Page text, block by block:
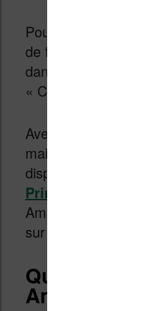
Pour simplifier la
de filtrer les titres
dans votre
« Comics & Manga
Avec cette fusion,
maintenant plus
disponibles avec
Prime Reading
Amazon Prime).
sur pièce.
Quelle
Amazon ?